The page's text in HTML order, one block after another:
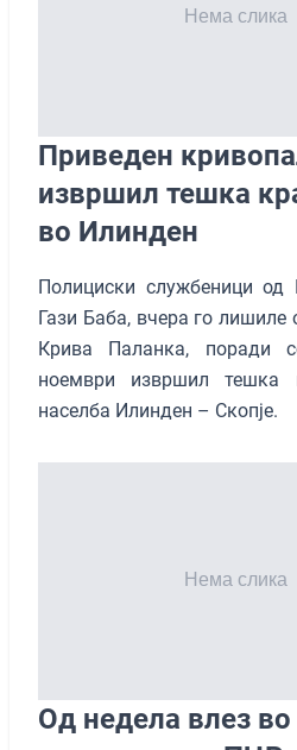
Приведен
извршил тешка
во Илинден
Полициски службеници од
Гази Баба, вчера го
Крива Паланка, поради
ноември извршил
населба Илинден – Скопје.
Од недела влез